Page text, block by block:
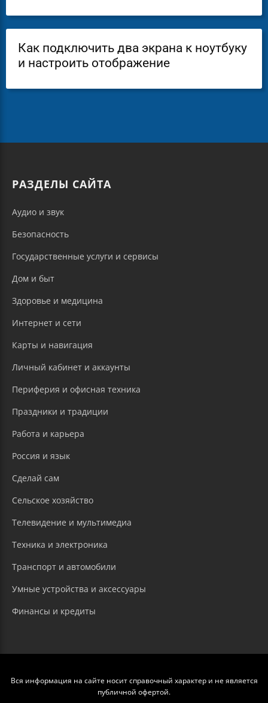
Как подключить два экрана к ноутбуку
и настроить отображение
РАЗДЕЛЫ САЙТА
Аудио и звук
Безопасность
Государственные услуги и сервисы
Дом и быт
Здоровье и медицина
Интернет и сети
Карты и навигация
Личный кабинет и аккаунты
Периферия и офисная техника
Праздники и традиции
Работа и карьера
Россия и язык
Сделай сам
Сельское хозяйство
Телевидение и мультимедиа
Техника и электроника
Транспорт и автомобили
Умные устройства и аксессуары
Финансы и кредиты
Вся информация на сайте носит справочный характер и не является
публичной офертой.